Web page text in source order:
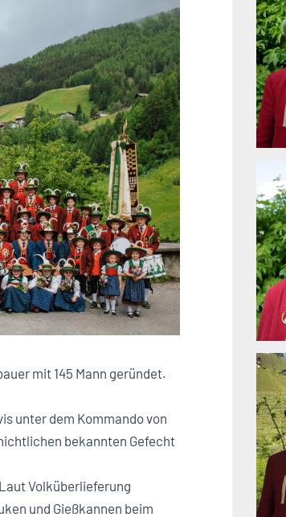
mit 145 Mann geründet.
unter dem Kommando von
bekannten Gefecht
Volküberlieferung
und Gießkannen beim